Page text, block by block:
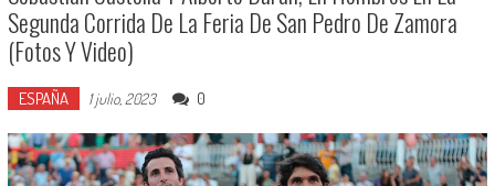
Segunda Corrida De La Feria De San Pedro De Zamora
(Fotos Y Video)
ESPAÑA 1 julio, 2023 0